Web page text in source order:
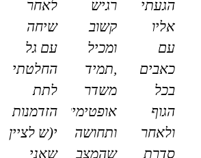
הגעתי
אליו
עם
כאבים
בכל
הגוף
ולאחר
סדרת
רגיש
קשוב
ומכיל
,תמיד
משדר
אופטימיות
ותחושה
שהמצב
לאחר
שיחה
עם גל
החלטתי
לתת
הזדמנות
י(ש לציין
שאני